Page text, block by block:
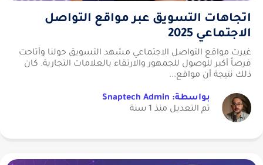
اتجاهات التسويق عبر مواقع التواصل
الاجتماعي 2025
غيرت مواقع التواصل الاجتماعي مشهد التسويق حولنا وأتاحت
فرصاً أكبر للوصول للجمهور والارتقاء بالعلامات التجارية. كان
ذلك نتيجة أن مواقع...
بواسطة: Snaptech Admin
تم التعديل منذ 1 سنة